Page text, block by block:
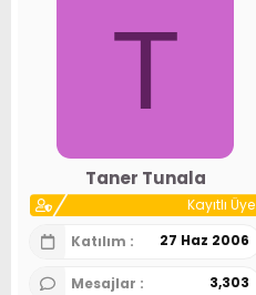
T
Taner Tunala
Kayıtlı Üye
Katılım
27 Haz 2006
Mesajlar 3,303